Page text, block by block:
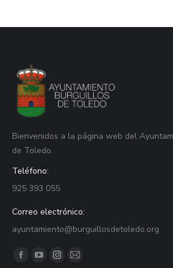
Bienvenidos a la página web del
de Toledo.
Teléfono:
925 393 055
Correo electrónico:
ayuntamiento@burguillosdetoledo.org
Find us on:
Facebook
YouTubeInstagram
Mail